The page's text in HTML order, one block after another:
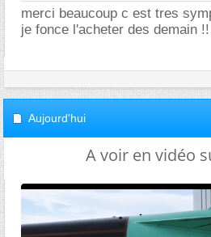
merci beaucoup c est tres
je fonce l'acheter des demain !!
Aujourd'hui
A voir en vidéo